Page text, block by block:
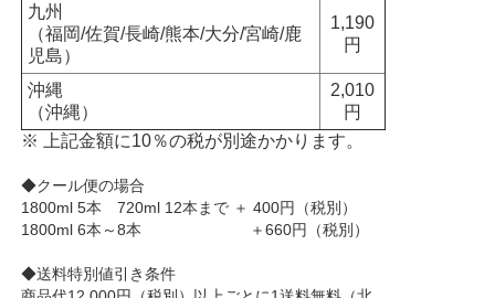
九州
（福岡/佐賀/長崎/熊本/大分/宮崎/鹿
児島）
1,190
円
沖縄
（沖縄）
2,010
円
※ 上記金額に10％の税が別途かかります。
◆クール便の場合
1800ml 5本 720ml 12本まで ＋ 400円（税別）
1800ml 6本～8本 ＋660円（税別）
◆送料特別値引き条件